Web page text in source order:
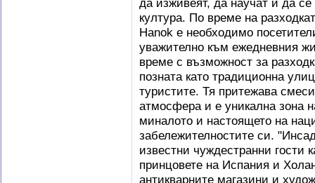
да изживеят, да научат и да
култура. По време на
Hanok е необходимо
уважително към ежедневния
време с възможност за
позната като традиционна
туристите. Тя притежава
атмосфера и е уникална зона
миналото и настоящето на
забележителностите си.
известни чуждестранни гости
принцовете на Испания и
антикварните магазини и